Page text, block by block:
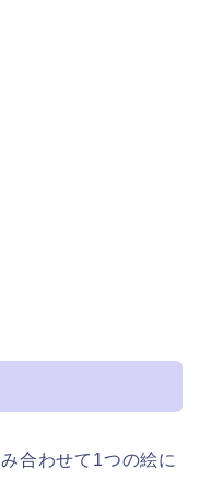
合わせて1つの絵に